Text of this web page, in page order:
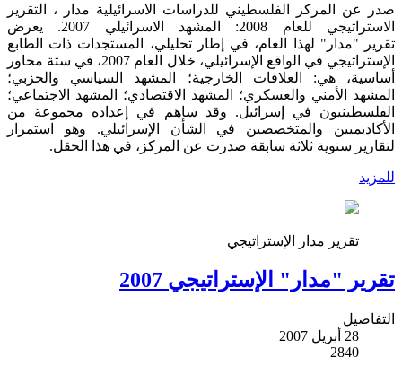
صدر عن المركز الفلسطيني للدراسات الاسرائيلية مدار ، التقرير
الاستراتيجي للعام 2008: المشهد الاسرائيلي 2007. يعرض
تقرير "مدار" لهذا العام، في إطار تحليلي، المستجدات ذات الطابع
الإستراتيجي في الواقع الإسرائيلي، خلال العام 2007، في ستة محاور
أساسية، هي: العلاقات الخارجية؛ المشهد السياسي والحزبي؛
المشهد الأمني والعسكري؛ المشهد الاقتصادي؛ المشهد الاجتماعي؛
الفلسطينيون في إسرائيل. وقد ساهم في إعداده مجموعة من
الأكاديميين والمتخصصين في الشأن الإسرائيلي. وهو استمرار
لتقارير سنوية ثلاثة سابقة صدرت عن المركز، في هذا الحقل.
للمزيد
تقرير مدار الإستراتيجي
تقرير "مدار" الإستراتيجي 2007
التفاصيل
28 أبريل 2007
2840